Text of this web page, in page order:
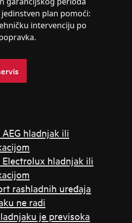
plan pomoći:
intervenciju po
hladnjak ili
hladnjak ili
rashladnih uređaja
ne radi
je previsoka